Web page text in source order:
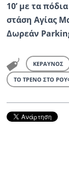
10’ με τα
στάση Αγίας
Δωρεάν
ΚΕΡΑΥΝΟΣ
ΤΟ ΤΡΕΝΟ ΣΤΟ